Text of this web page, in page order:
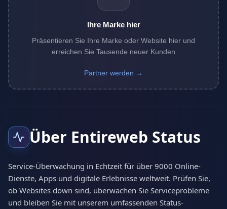
Ihre Marke hier
Präsentieren Sie Ihre Marke oder Website hier und
erreichen Sie Tausende neuer Kunden
Partner werden →
Über Entireweb Status
Service-Überwachung in Echtzeit für über 9000 Online-
Dienste, Apps und digitale Erlebnisse weltweit. Prüfen Sie,
ob Websites down sind, überwachen Sie Serviceprobleme
und bleiben Sie mit unserem umfassenden Status-